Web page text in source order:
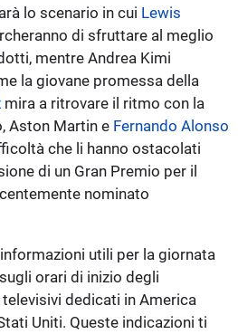
lo scenario in cui Lewis
di sfruttare al meglio
mentre Andrea Kimi
la giovane promessa della
mira a ritrovare il ritmo con la
Aston Martin e Fernando Alonso
che li hanno ostacolati
di un Gran Premio per il
nominato
utili per la giornata
orari di inizio degli
dedicati in America
Uniti. Queste indicazioni ti